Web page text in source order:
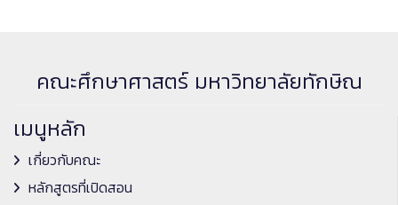
คณะศึกษาศาสตร์ มหาวิทยาลัยทักษิณ
เมนูหลัก
เกี่ยวกับคณะ
หลักสูตรที่เปิดสอน